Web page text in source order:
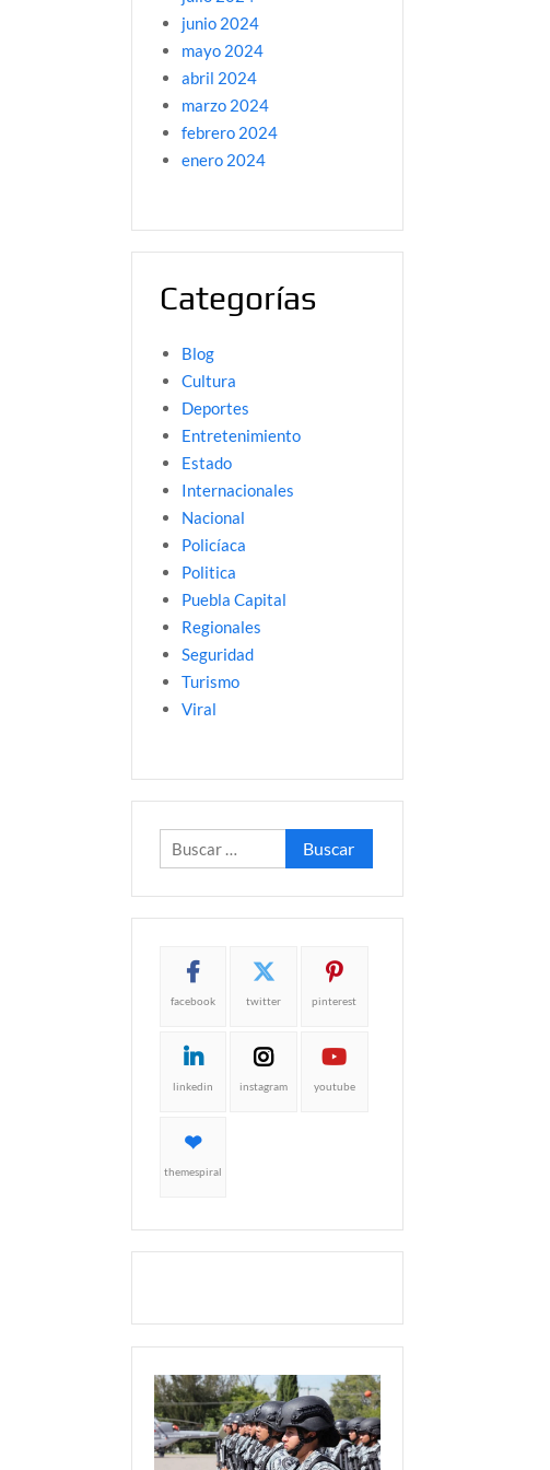
junio 2024
mayo 2024
abril 2024
marzo 2024
febrero 2024
enero 2024
Categorías
Blog
Cultura
Deportes
Entretenimiento
Estado
Internacionales
Nacional
Policíaca
Politica
Puebla Capital
Regionales
Seguridad
Turismo
Viral
Buscar:
facebook twitter pinterest
linkedin instagram youtube
themespiral